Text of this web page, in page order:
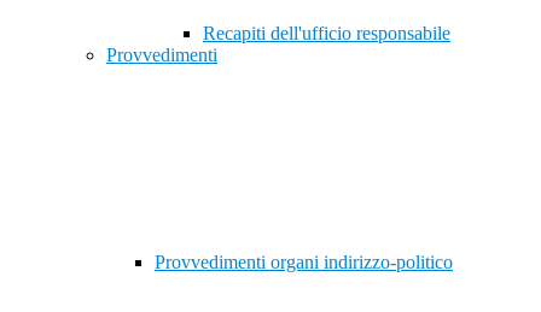
Recapiti dell'ufficio responsabile
Provvedimenti
Provvedimenti organi indirizzo-politico